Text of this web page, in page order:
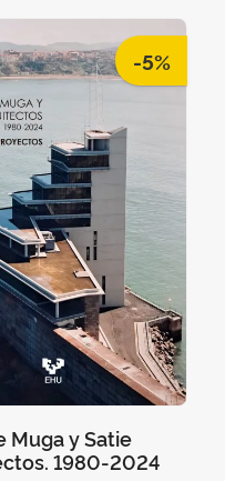
-5%
Muga y Satie
1980-2024